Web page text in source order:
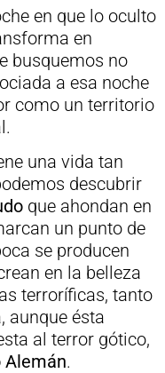
en que lo oculto
en
busquemos no
a esa noche
como un territorio
una vida tan
descubrir
que ahondan en
un punto de
se producen
en la belleza
terroríficas, tanto
aunque ésta
al terror gótico,
Alemán.